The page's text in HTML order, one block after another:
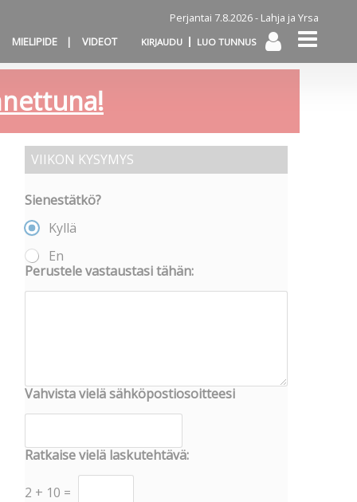
Perjantai 7.8.2026 - Lahja ja Yrsa
MIELIPIDE
VIDEOT KIRJAUDU LUO TUNNUS
VIIKON KYSYMYS
Sienestätkö?
Kyllä
En
Perustele vastaustasi tähän:
Vahvista vielä sähköpostiosoitteesi
Ratkaise vielä laskutehtävä:
2 + 10 =